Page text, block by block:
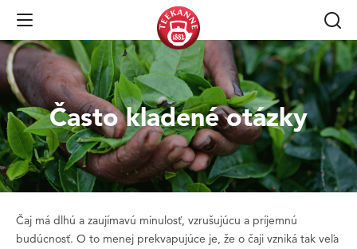
Open Navigation
Často kladené otázky
Čaj má dlhú a zaujímavú minulosť, vzrušujúcu a príjemnú
budúcnosť. O to menej prekvapujúce je, že o čaji vzniká tak veľa